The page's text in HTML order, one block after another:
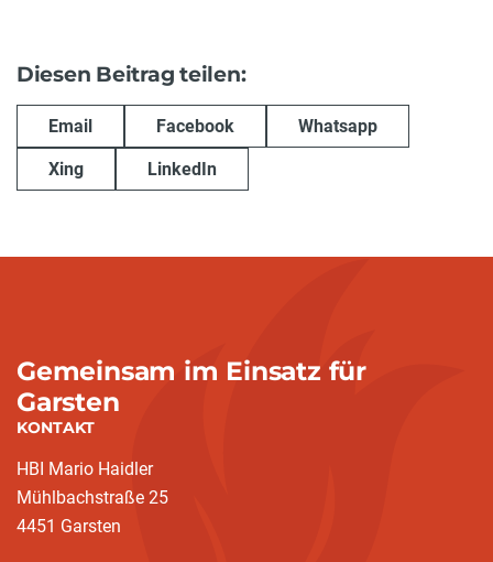
Diesen Beitrag teilen:
Email Facebook Whatsapp
Xing LinkedIn
Gemeinsam im Einsatz für
Garsten
KONTAKT
HBI Mario Haidler
Mühlbachstraße 25
4451 Garsten